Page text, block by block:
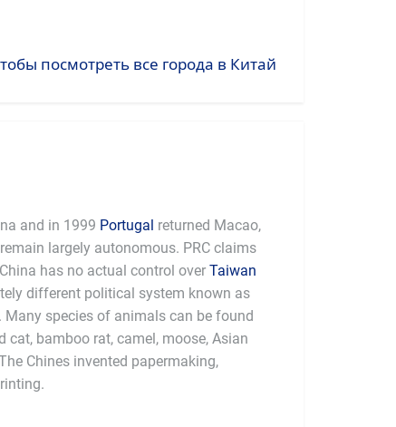
посмотреть все города в Китай
and in 1999 Portugal returned Macao,
largely autonomous. PRC claims
has no actual control over Taiwan
different political system known as
Many species of animals can be found
cat, bamboo rat, camel, moose, Asian
Chines invented papermaking,